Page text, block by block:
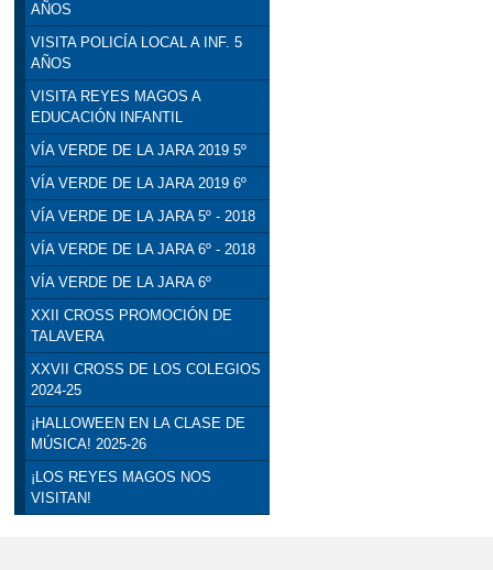
AÑOS
VISITA POLICÍA LOCAL A INF. 5
AÑOS
VISITA REYES MAGOS A
EDUCACIÓN INFANTIL
VÍA VERDE DE LA JARA 2019 5º
VÍA VERDE DE LA JARA 2019 6º
VÍA VERDE DE LA JARA 5º - 2018
VÍA VERDE DE LA JARA 6º - 2018
VÍA VERDE DE LA JARA 6º
XXII CROSS PROMOCIÓN DE
TALAVERA
XXVII CROSS DE LOS COLEGIOS
2024-25
¡HALLOWEEN EN LA CLASE DE
MÚSICA! 2025-26
¡LOS REYES MAGOS NOS
VISITAN!